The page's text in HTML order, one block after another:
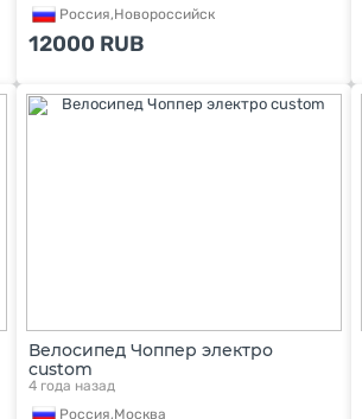
Россия,Новороссийск
12000 RUB
Велосипед Чоппер электро
custom
4 года назад
Россия,Москва